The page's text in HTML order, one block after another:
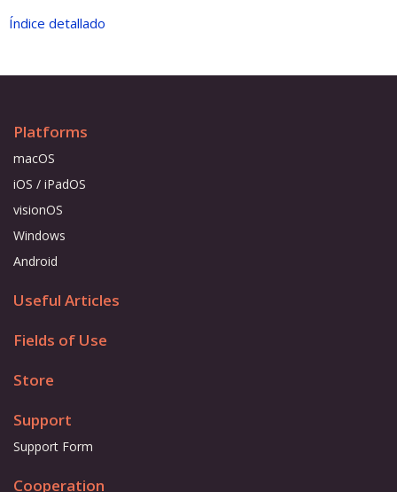
Índice detallado
Platforms
macOS
iOS / iPadOS
visionOS
Windows
Android
Useful Articles
Fields of Use
Store
Support
Support Form
Cooperation